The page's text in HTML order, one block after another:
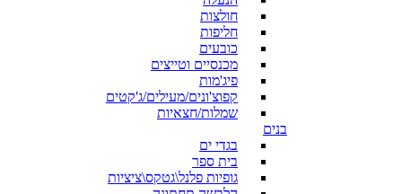
חולצות
חליפות
כובעים
מכנסיים וטייצים
פיג'מות
קפוצ'ונים/מעילים/ג'קטים
שמלות/חצאיות
בנים
בגדי ים
בית ספר
גופיות פלנל\גטקס\ציציות